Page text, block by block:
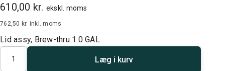
610,00 kr. ekskl. moms
762,50 kr. inkl. moms
Lid assy, Brew-thru 1.0 GAL
Antal
Læg i kurv